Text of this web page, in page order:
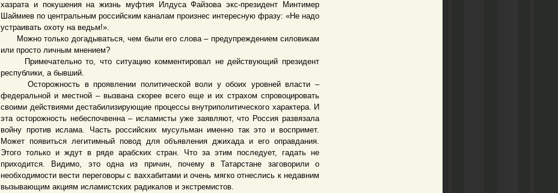
хазрата и покушения на жизнь муфтия Илдуса Файзова экс-президент Минтимер
Шаймиев по центральным российским каналам произнес интересную фразу: «Не надо
устраивать охоту на ведьм!».
Можно только догадываться, чем были его слова – предупреждением силовикам
или просто личным мнением?
Примечательно то, что ситуацию комментировал не действующий президент
республики, а бывший.
Осторожность в проявлении политической воли у обоих уровней власти –
федеральной и местной – вызвана скорее всего еще и их страхом спровоцировать
своими действиями дестабилизирующие процессы внутриполитического характера. И
эта осторожность небеспочвенна – исламисты уже заявляют, что Россия развязала
войну против ислама. Часть российских мусульман именно так это и воспримет.
Может появиться легитимный повод для объявления джихада и его оправдания.
Этого только и ждут в ряде арабских стран. Что за этим последует, гадать не
приходится. Видимо, это одна из причин, почему в Татарстане заговорили о
необходимости вести переговоры с ваххабитами и очень мягко отнеслись к недавним
вызывающим акциям исламистских радикалов и экстремистов.